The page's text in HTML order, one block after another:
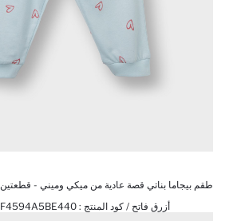
طقم بيجاما بناتي قصة عادية من ميكي وميني - قطعتين
أزرق فاتح / كود المنتج : F4594A5BE440